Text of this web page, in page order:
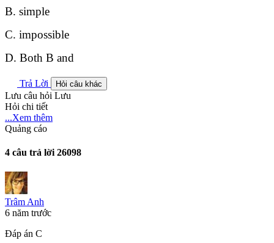
B. simple
C. impossible
D. Both B and
Trả Lời Hỏi câu khác
Lưu câu hỏi Lưu
Hỏi chi tiết
...Xem thêm
Quảng cáo
4 câu trả lời 26098
Trâm Anh
6 năm trước
Đáp án C